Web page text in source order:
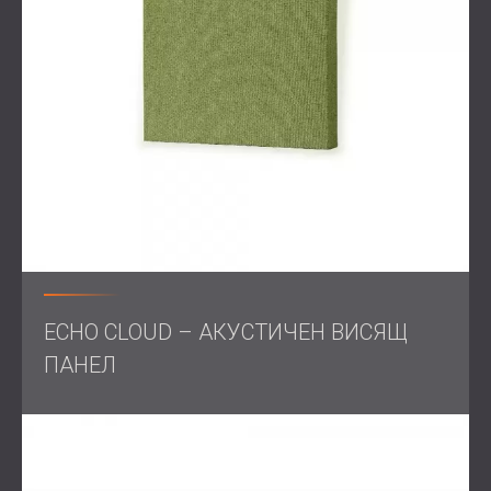
изглеждат дискретни и професионално.
Обхват на работата
Акустични панели са монтирани на стените и
Решение
DECIBEL инсталира високоефективни акустични панели
ECHO CLOUD – АКУСТИЧЕН ВИСЯЩ
ПАНЕЛ